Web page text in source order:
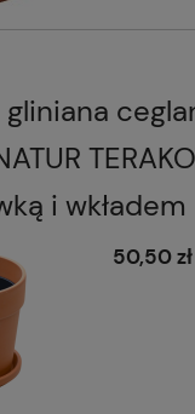
i wkładem
50,50 zł